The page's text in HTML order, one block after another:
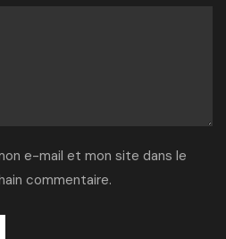
e-mail et mon site dans le
commentaire.